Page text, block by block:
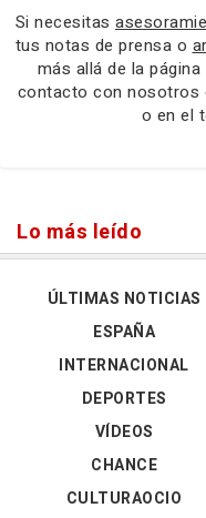
Si necesitas
tus notas de prensa o
más allá de la página
contacto con nosotros
o en el
Lo más leído
ÚLTIMAS NOTICIAS
ESPAÑA
INTERNACIONAL
DEPORTES
VÍDEOS
CHANCE
CULTURAOCIO